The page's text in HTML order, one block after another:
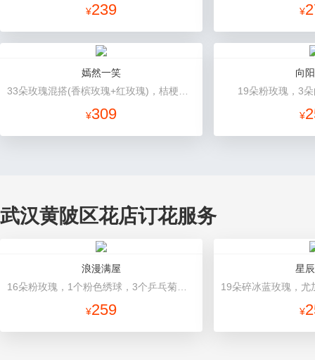
¥239 ¥
嫣然一笑
¥309
向
19朵粉玫瑰，3
¥
武汉黄陂区花店订花服务
浪漫满屋
¥259
星
¥